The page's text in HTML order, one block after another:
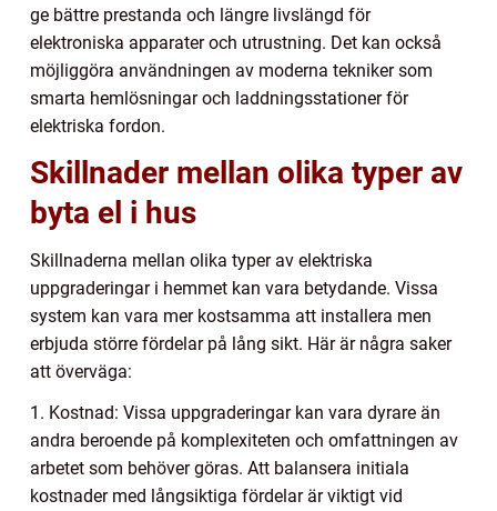
ge bättre prestanda och längre livslängd för
elektroniska apparater och utrustning. Det kan också
möjliggöra användningen av moderna tekniker som
smarta hemlösningar och laddningsstationer för
elektriska fordon.
Skillnader mellan olika typer av
byta el i hus
Skillnaderna mellan olika typer av elektriska
uppgraderingar i hemmet kan vara betydande. Vissa
system kan vara mer kostsamma att installera men
erbjuda större fördelar på lång sikt. Här är några saker
att överväga:
1. Kostnad: Vissa uppgraderingar kan vara dyrare än
andra beroende på komplexiteten och omfattningen av
arbetet som behöver göras. Att balansera initiala
kostnader med långsiktiga fördelar är viktigt vid